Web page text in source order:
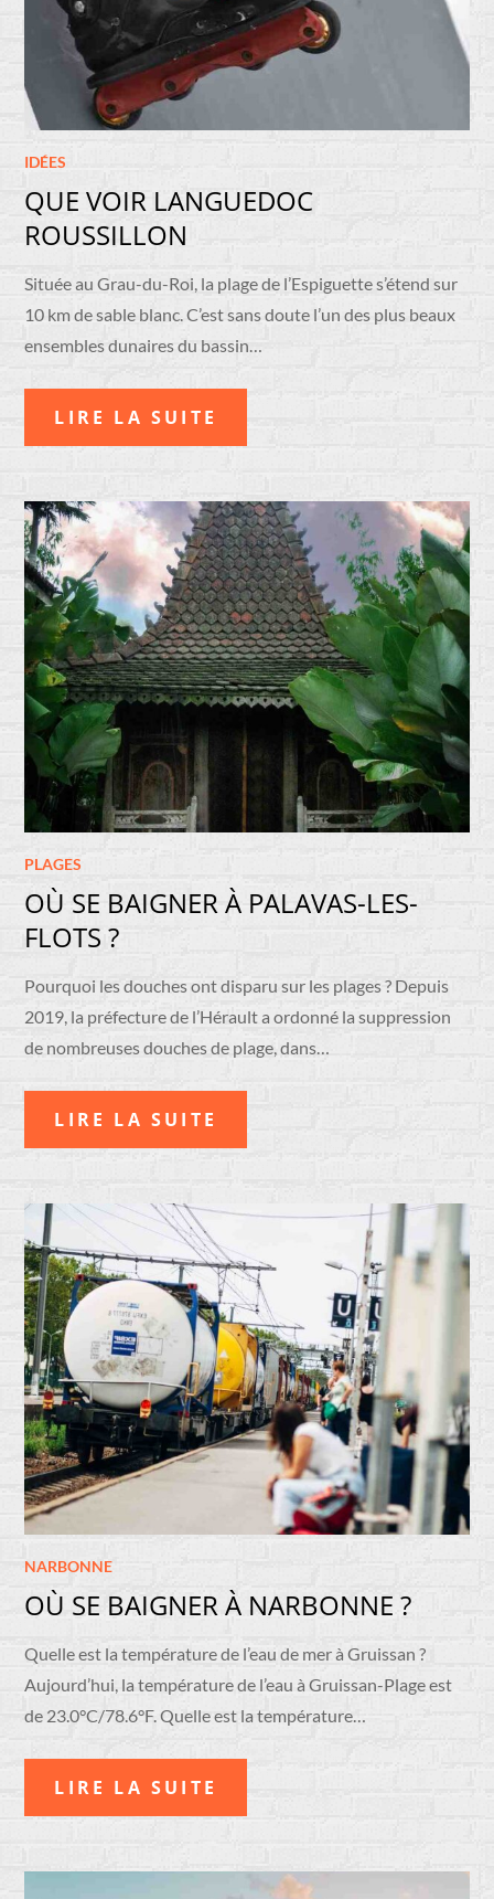
IDÉES
QUE VOIR LANGUEDOC
ROUSSILLON
Située au Grau-du-Roi, la plage de l’Espiguette s’étend sur
10 km de sable blanc. C’est sans doute l’un des plus beaux
ensembles dunaires du bassin…
LIRE LA SUITE
PLAGES
OÙ SE BAIGNER À PALAVAS-LES-
FLOTS ?
Pourquoi les douches ont disparu sur les plages ? Depuis
2019, la préfecture de l’Hérault a ordonné la suppression
de nombreuses douches de plage, dans…
LIRE LA SUITE
NARBONNE
OÙ SE BAIGNER À NARBONNE ?
Quelle est la température de l’eau de mer à Gruissan ?
Aujourd’hui, la température de l’eau à Gruissan-Plage est
de 23.0°C/78.6°F. Quelle est la température…
LIRE LA SUITE